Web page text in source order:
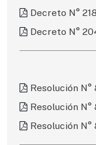
Decreto N°
Decreto N°
Resolución
Resolución
Resolución